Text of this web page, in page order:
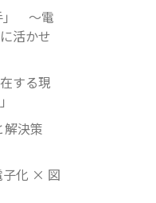
」 ～電
活かせ
する現
解決策
子化 × 図